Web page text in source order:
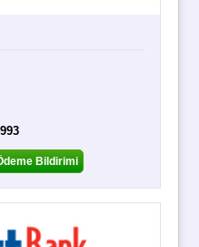
Bildirimi